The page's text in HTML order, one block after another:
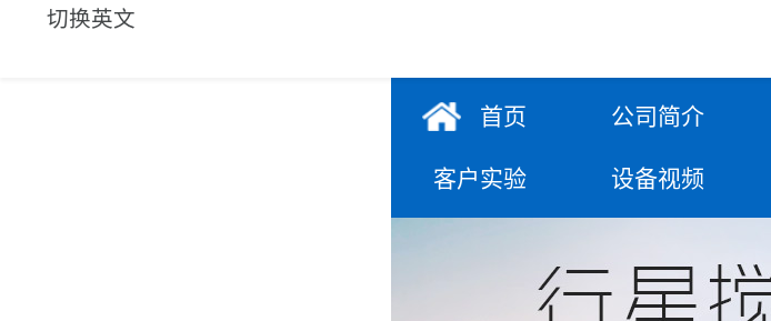
切换英文
首页 公司简介
客户实验 设备视频